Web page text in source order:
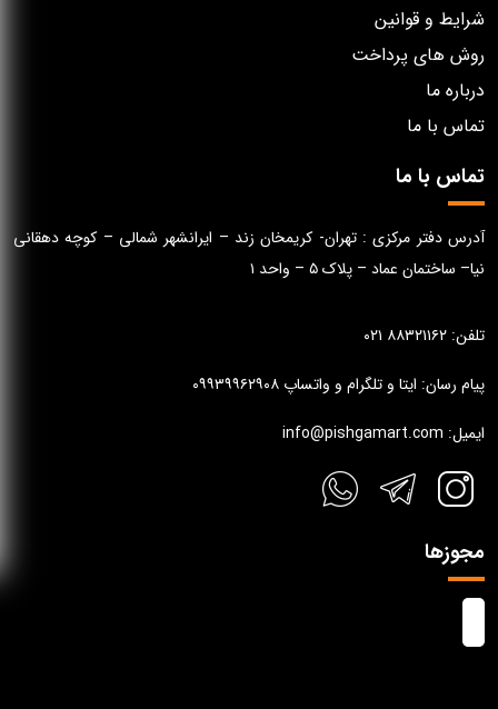
شرایط و قوانین
روش های پرداخت
درباره ما
تماس با ما
تماس با ما
آدرس دفتر مرکزی : تهران- کریمخان زند – ایرانشهر شمالی – کوچه دهقانی
نیا– ساختمان عماد – پلاک ۵ – واحد ۱
تلفن: ۸۸۳۲۱۱۶۲ ۰۲۱
پیام رسان: ایتا و تلگرام و واتساپ ۰۹۹۳۹۹۶۲۹۰۸
ایمیل: info@pishgamart.com
مجوزها